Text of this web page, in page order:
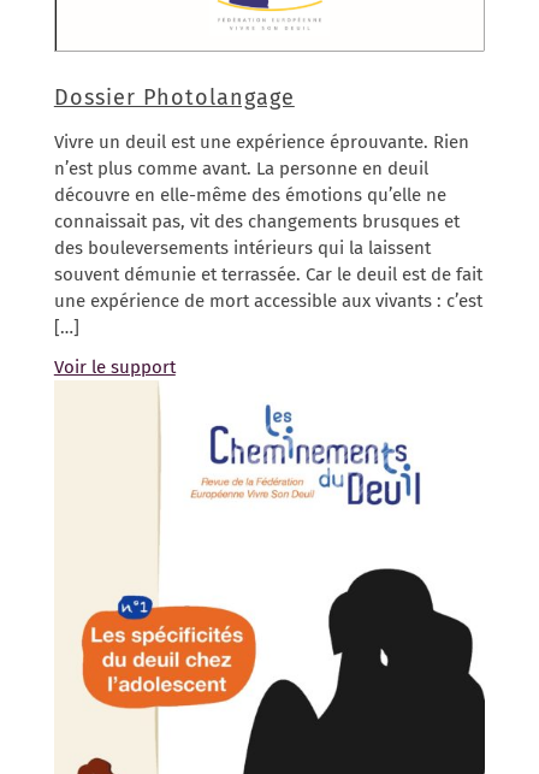
Dossier Photolangage
Vivre un deuil est une expérience éprouvante. Rien
n’est plus comme avant. La personne en deuil
découvre en elle-même des émotions qu’elle ne
connaissait pas, vit des changements brusques et
des bouleversements intérieurs qui la laissent
souvent démunie et terrassée. Car le deuil est de fait
une expérience de mort accessible aux vivants : c’est
[…]
Voir le support